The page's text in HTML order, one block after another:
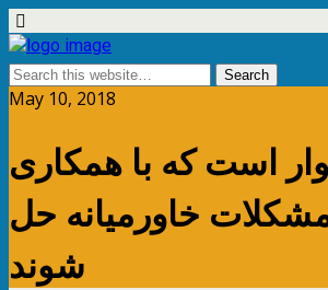
May 10, 2018
است که با همکاری
مشکلات خاورمیانه حل
شوند